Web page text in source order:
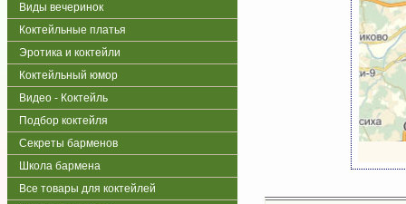
Виды вечеринок
Коктейльные платья
Эротика и коктейли
Коктейльный юмор
Видео - Коктейль
Подбор коктейля
Секреты барменов
Школа бармена
Все товары для коктейлей